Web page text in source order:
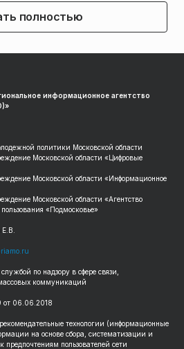
полностью
информационное агентство
политики Московской области
Московской области «Цифровые
Московской области «Информационное
Московской области «Агентство
«Подмосковье»
по надзору в сфере связи,
коммуникаций
06.06.2018
технологии (информационные
на основе сбора, систематизации и
предпочтениям пользователей сети